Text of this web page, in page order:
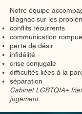
Notre équipe
Blagnac sur les
conflits récurrents
communication rompue
perte de désir
infidélité
crise conjugale
difficultés liées à la
séparation
Cabinet LGBTQIA+
jugement.